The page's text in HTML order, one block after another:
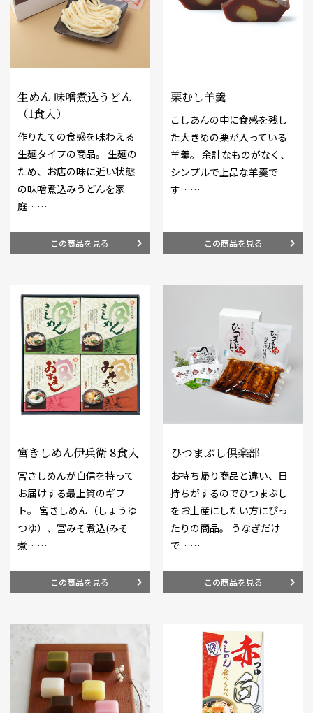
生めん 味噌煮込うどん
（1食入）
作りたての食感を味わえる
生麺タイプの商品。 生麺の
ため、お店の味に近い状態
の味噌煮込みうどんを家
庭……
この商品を見る
栗むし羊羹
こしあんの中に食感を残し
た大きめの栗が入っている
羊羹。 余計なものがなく、
シンプルで上品な羊羹で
す……
この商品を見る
宮きしめん伊兵衛 8食入
宮きしめんが自信を持って
お届けする最上質のギフ
ト。 宮きしめん（しょうゆ
つゆ）、宮みそ煮込(みそ
煮……
この商品を見る
ひつまぶし倶楽部
お持ち帰り商品と違い、日
持ちがするのでひつまぶし
をお土産にしたい方にぴっ
たりの商品。 うなぎだけ
で……
この商品を見る